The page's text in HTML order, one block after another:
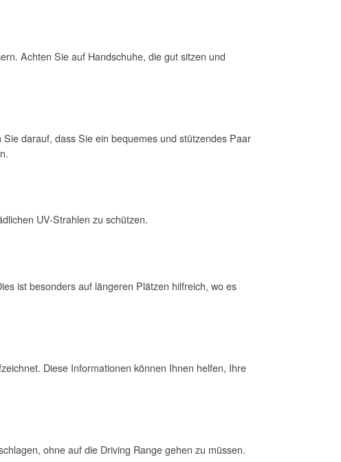
Achten Sie auf Handschuhe, die gut sitzen und
darauf, dass Sie ein bequemes und stützendes Paar
UV-Strahlen zu schützen.
ist besonders auf längeren Plätzen hilfreich, wo es
Diese Informationen können Ihnen helfen, Ihre
ohne auf die Driving Range gehen zu müssen.